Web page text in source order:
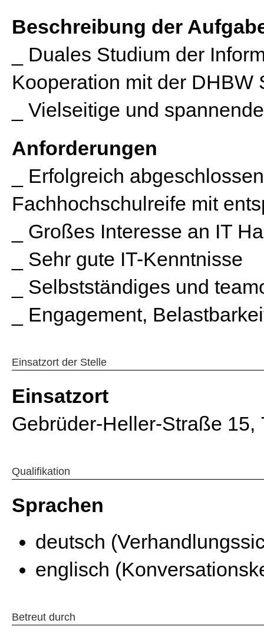
Beschreibung der
_ Duales Studium der
Kooperation mit der DHBW
_ Vielseitige und
Anforderungen
_ Erfolgreich
Fachhochschulreife mit
_ Großes Interesse an IT
_ Sehr gute IT-Kenntnisse
_ Selbstständiges und
_ Engagement,
Einsatzort der Stelle
Einsatzort
Gebrüder-Heller-Straße 15,
Qualifikation
Sprachen
deutsch
englisch
Betreut durch